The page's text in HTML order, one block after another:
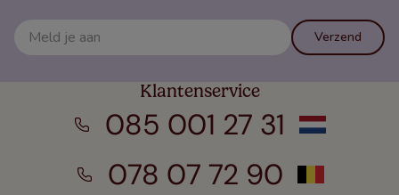
Verzend
Klantenservice
085 001 27 31
078 07 72 90